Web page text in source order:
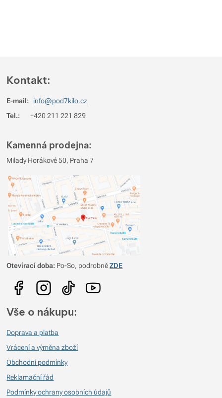
Zobrazit více
Zobrazit více
Kontakt:
E-mail:
info@pod7kilo.cz
Tel.: +420 211 221 829
Kamenná prodejna:
Milady Horákové 50, Praha 7
Otevírací doba: Po-So, podrobněZDE
Vše o nákupu:
Doprava a platba
Vrácení a výměna zboží
Obchodní podmínky
Reklamační řád
Podmínky ochrany osobních údajů